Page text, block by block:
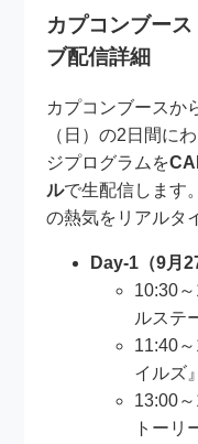
カプコンブー
ブ配信詳細
カプコンブースか
（日）の2日間に
ジプログラムを
ルで生配信します
の熱気をリアルタ
Day-1（9月
10:30
ルステ
11:40
イルズ
13:00
トーリ